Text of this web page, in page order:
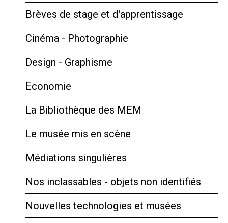
Brèves de stage et d'apprentissage
Cinéma - Photographie
Design - Graphisme
Economie
La Bibliothèque des MEM
Le musée mis en scène
Médiations singulières
Nos inclassables - objets non identifiés
Nouvelles technologies et musées